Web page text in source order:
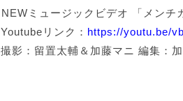
️NEWミュージックビデオ 「メンチ
Youtubeリンク： https://youtu.be/
撮影：留置太輔＆加藤マニ 編集：